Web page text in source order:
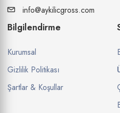
info@aykilicgross.com
Bilgilendirme
Kurumsal
Gizlilik Politikası
Şartlar & Koşullar